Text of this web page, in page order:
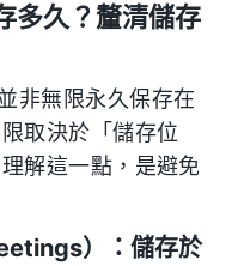
多久？釐清儲存
非無限永久保存在
取決於「儲存位
解這一點，是避免
）：儲存於